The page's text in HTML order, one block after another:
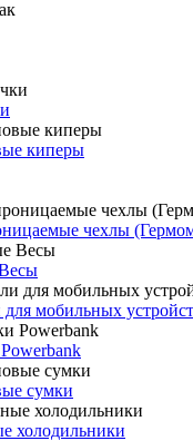
киперы
чехлы
мобильных
сумки
холодильники